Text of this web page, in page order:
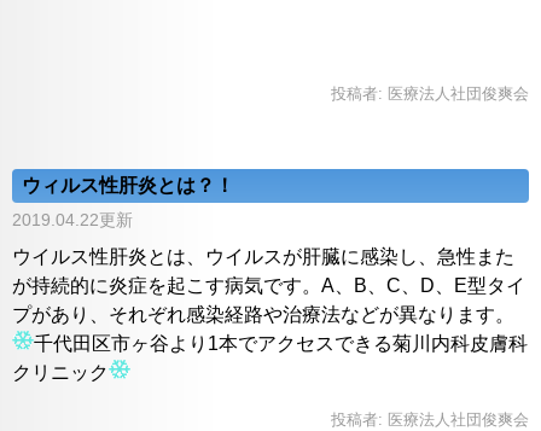
投稿者: 医療法人社団俊爽会
ウィルス性肝炎とは？！
2019.04.22更新
ウイルス性肝炎とは、ウイルスが肝臓に感染し、急性また
が持続的に炎症を起こす病気です。A、B、C、D、E型タイ
プがあり、それぞれ感染経路や治療法などが異なります。
千代田区市ヶ谷より1本でアクセスできる菊川内科皮膚科
クリニック
投稿者: 医療法人社団俊爽会